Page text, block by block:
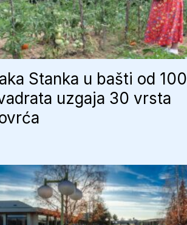
Stanka u bašti od 100
uzgaja 30 vrsta